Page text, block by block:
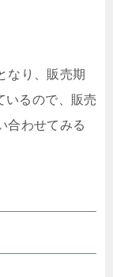
なり、販売期
いるので、販売
合わせてみる